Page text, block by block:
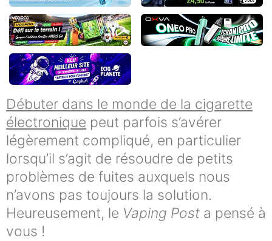
Débuter dans le monde de la cigarette
électronique peut parfois s’avérer
légèrement compliqué, en particulier
lorsqu’il s’agit de résoudre de petits
problèmes de fuites auxquels nous
n’avons pas toujours la solution.
Heureusement, le Vaping Post a pensé à
vous !